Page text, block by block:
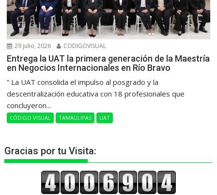
29 julio, 2026 CODIGOVISUAL
Entrega la UAT la primera generación de la Maestría
en Negocios Internacionales en Río Bravo
“ La UAT consolida el impulso al posgrado y la
descentralización educativa con 18 profesionales que
concluyeron...
CÓDIGO VISUAL TAMAULIPAS UAT
Gracias por tu Visita: